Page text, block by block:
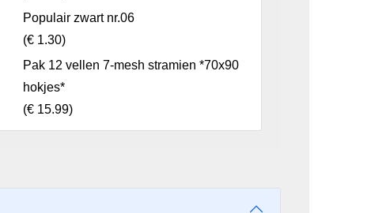
Populair zwart nr.06
(€ 1.30)
Pak 12 vellen 7-mesh stramien *70x90
hokjes*
(€ 15.99)